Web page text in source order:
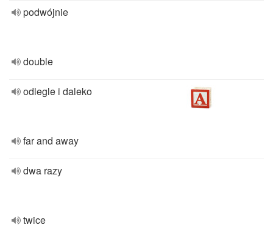
podwójnie
double
odlegle i daleko
far and away
dwa razy
twice